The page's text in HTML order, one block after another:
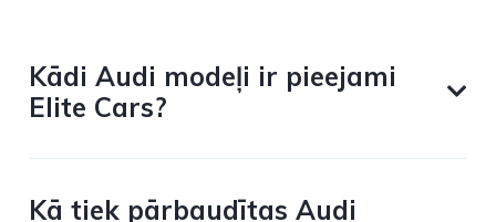
Kādi Audi modeļi ir pieejami
Elite Cars?
Kā tiek pārbaudītas Audi